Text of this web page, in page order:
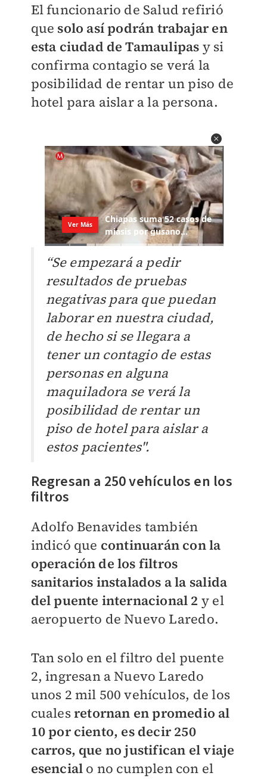
El funcionario de Salud refirió
que solo así podrán trabajar en
esta ciudad de Tamaulipas y si
confirma contagio se verá la
posibilidad de rentar un piso de
hotel para aislar a la persona.
“Se empezará a pedir
resultados de pruebas
negativas para que puedan
laborar en nuestra ciudad,
de hecho si se llegara a
tener un contagio de estas
personas en alguna
maquiladora se verá la
posibilidad de rentar un
piso de hotel para aislar a
estos pacientes".
Regresan a 250 vehículos en los
filtros
Adolfo Benavides también
indicó que continuarán con la
operación de los filtros
sanitarios instalados a la salida
del puente internacional 2 y el
aeropuerto de Nuevo Laredo.
Tan solo en el filtro del puente
2, ingresan a Nuevo Laredo
unos 2 mil 500 vehículos, de los
cualesretornan en promedio al
10 por ciento, es decir 250
carros, que no justifican el viaje
esencial o no cumplen con el